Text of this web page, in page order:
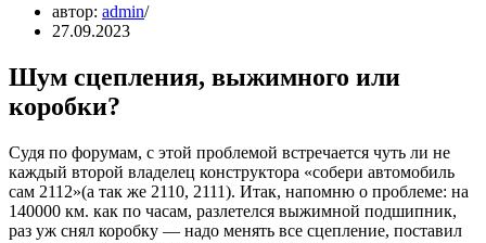
автор: admin
27.09.2023
Шум сцепления, выжимного или
коробки?
Судя по форумам, с этой проблемой встречается чуть ли не
каждый второй владелец конструктора «собери автомобиль
сам 2112»(а так же 2110, 2111). Итак, напомню о проблеме: на
140000 км. как по часам, разлетелся выжимной подшипник,
раз уж снял коробку — надо менять все сцепление, поставил